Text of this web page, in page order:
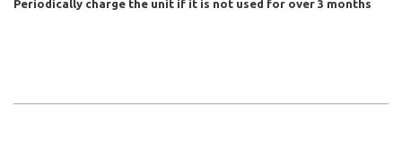
Periodically charge the unit if it is not used for over 3 months